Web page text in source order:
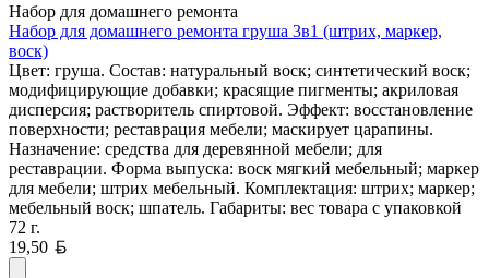
Набор для домашнего ремонта
Набор для домашнего ремонта груша 3в1 (штрих, маркер,
воск)
Цвет: груша. Состав: натуральный воск; синтетический воск;
модифицирующие добавки; красящие пигменты; акриловая
дисперсия; растворитель спиртовой. Эффект: восстановление
поверхности; реставрация мебели; маскирует царапины.
Назначение: средства для деревянной мебели; для
реставрации. Форма выпуска: воск мягкий мебельный; маркер
для мебели; штрих мебельный. Комплектация: штрих; маркер;
мебельный воск; шпатель. Габариты: вес товара с упаковкой
72 г.
19,50